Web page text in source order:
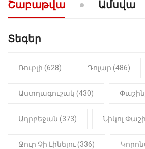
Նիկոլ Փաշինյան
ԻՐԱԴԱՐՁԱՅԻՆ
մարմինը
Շաբաթվա Ամսվա
Տեգեր
Ռուբլի (628) Դոլար (486)
Աստղագուշակ (430)
Ադրբեջան (373) Նիկոլ
Ջուր Չի Լինելու (336)